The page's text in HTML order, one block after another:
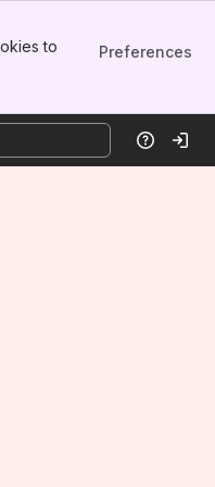
to
Preferences
HelpLog in